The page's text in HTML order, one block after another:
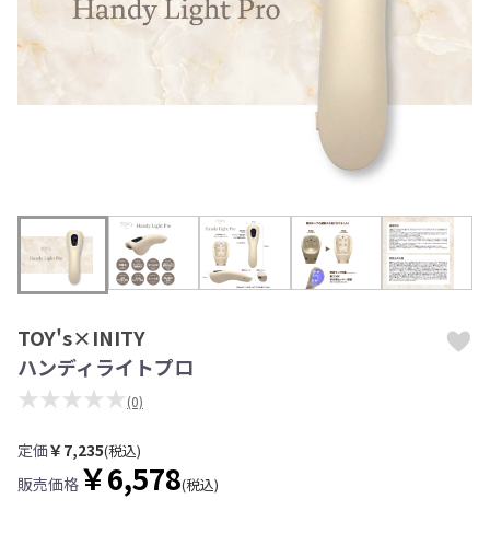
TOY's×INITY
ハンディライトプロ
★★★★★ (0)
定価￥7,235(税込)
販売価格 ￥6,578(税込)